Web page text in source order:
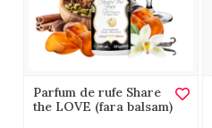
Parfum de rufe Share
the LOVE (fara balsam)